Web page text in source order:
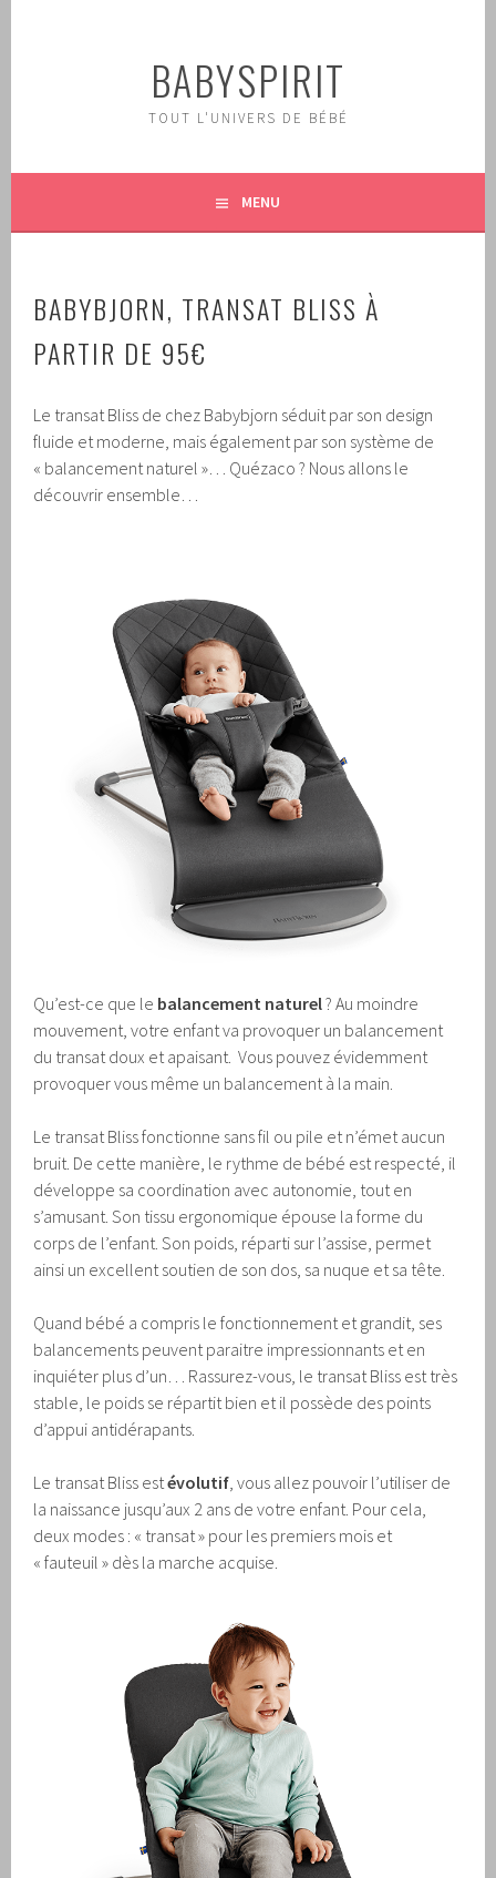
BABYSPIRIT
TOUT L'UNIVERS DE BÉBÉ
MENU
BABYBJORN, TRANSAT BLISS À
PARTIR DE 95€
Le transat Bliss de chez Babybjorn séduit par son design
fluide et moderne, mais également par son système de
« balancement naturel »… Quézaco ? Nous allons le
découvrir ensemble…
Qu’est-ce que le balancement naturel? Au moindre
mouvement, votre enfant va provoquer un balancement
du transat doux et apaisant. Vous pouvez évidemment
provoquer vous même un balancement à la main.
Le transat Bliss fonctionne sans fil ou pile et n’émet aucun
bruit. De cette manière, le rythme de bébé est respecté, il
développe sa coordination avec autonomie, tout en
s’amusant. Son tissu ergonomique épouse la forme du
corps de l’enfant. Son poids, réparti sur l’assise, permet
ainsi un excellent soutien de son dos, sa nuque et sa tête.
Quand bébé a compris le fonctionnement et grandit, ses
balancements peuvent paraitre impressionnants et en
inquiéter plus d’un… Rassurez-vous, le transat Bliss est très
stable, le poids se répartit bien et il possède des points
d’appui antidérapants.
Le transat Bliss estévolutif, vous allez pouvoir l’utiliser de
la naissance jusqu’aux 2 ans de votre enfant. Pour cela,
deux modes : « transat » pour les premiers mois et
« fauteuil » dès la marche acquise.